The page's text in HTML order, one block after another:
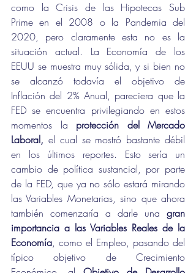
como la Crisis de las Hipotecas Sub
Prime en el 2008 o la Pandemia del
2020, pero claramente esta no es la
situación actual. La Economía de los
EEUU se muestra muy sólida, y si bien no
se alcanzó todavía el objetivo de
Inflación del 2% Anual, pareciera que la
FED se encuentra privilegiando en estos
momentos la protección del Mercado
Laboral, el cual se mostró bastante débil
en los últimos reportes. Esto sería un
cambio de política sustancial, por parte
de la FED, que ya no sólo estará mirando
las Variables Monetarias, sino que ahora
también comenzaría a darle una gran
importancia a las Variables Reales de la
Economía, como el Empleo, pasando del
típico objetivo de Crecimiento